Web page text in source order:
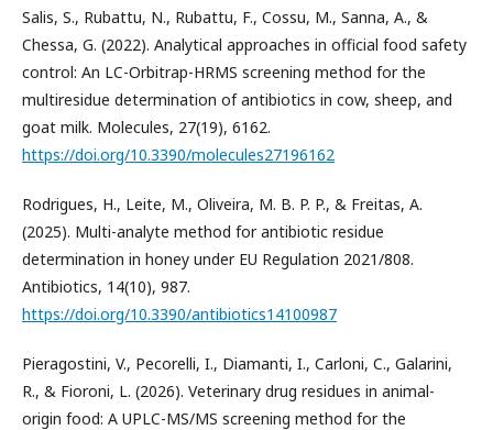
Salis, S., Rubattu, N., Rubattu, F., Cossu, M., Sanna, A., &
Chessa, G. (2022). Analytical approaches in official food safety
control: An LC-Orbitrap-HRMS screening method for the
multiresidue determination of antibiotics in cow, sheep, and
goat milk. Molecules, 27(19), 6162.
https://doi.org/10.3390/molecules27196162
Rodrigues, H., Leite, M., Oliveira, M. B. P. P., & Freitas, A.
(2025). Multi-analyte method for antibiotic residue
determination in honey under EU Regulation 2021/808.
Antibiotics, 14(10), 987.
https://doi.org/10.3390/antibiotics14100987
Pieragostini, V., Pecorelli, I., Diamanti, I., Carloni, C., Galarini,
R., & Fioroni, L. (2026). Veterinary drug residues in animal-
origin food: A UPLC-MS/MS screening method for the